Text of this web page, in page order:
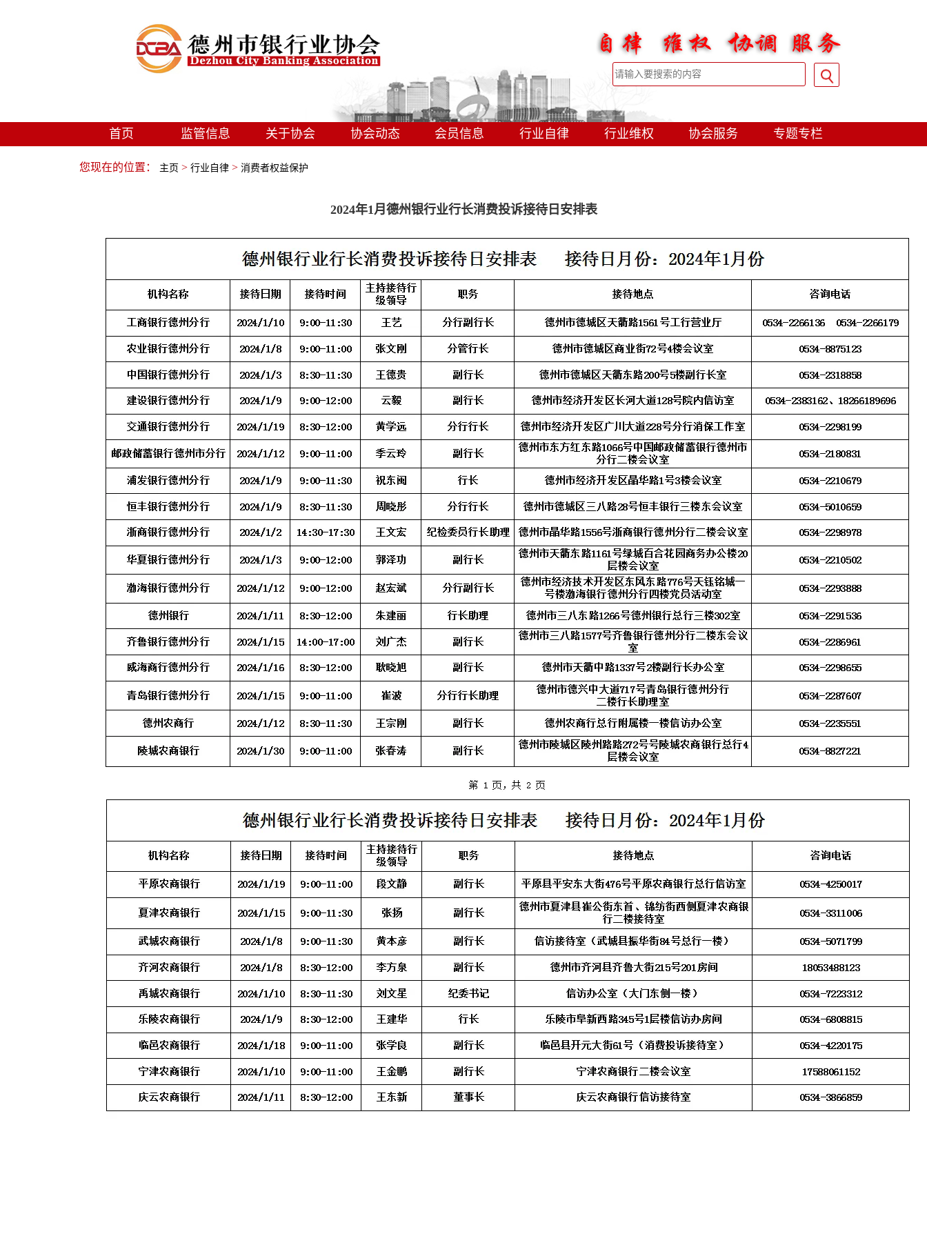
首页 监管信息 关于协会 协会动态 会员信息 行业自律 行业维权 协会服务 专题专栏
您现在的位置： 主页 > 行业自律> 消费者权益保护
2024年1月德州银行业行长消费投诉接待日安排表